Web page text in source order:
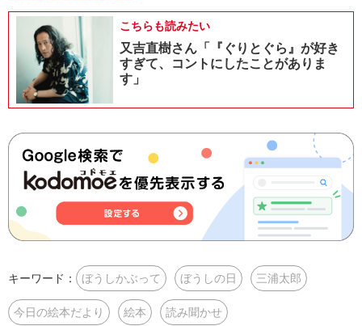
こちらも読みたい
又吉直樹さん「『ぐりとぐら』が好き
すぎて、コントにしたことがありま
す」
キーワード： ぼうしかぶって ぼうしの日 三浦太郎
今日の絵本だより 絵本 読み聞かせ